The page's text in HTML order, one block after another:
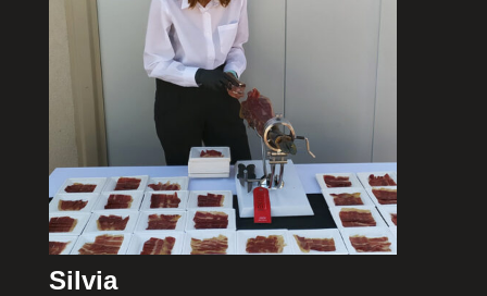
Silvia